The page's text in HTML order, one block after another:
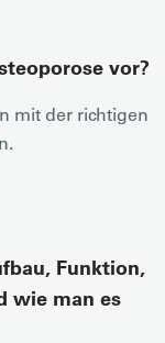
vor?
mit der richtigen
Funktion,
wie man es